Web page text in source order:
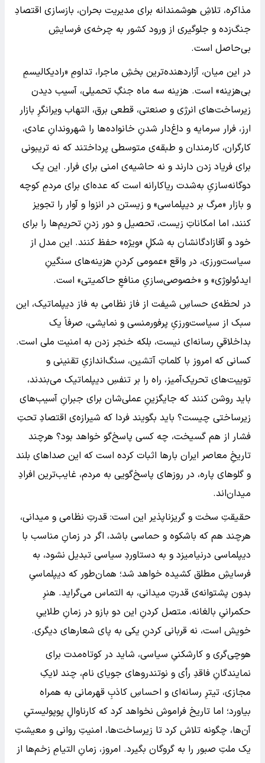
مذاکره، تلاشِ هوشمندانه برای مدیریت بحران، بازسازی اقتصادِ
جنگ‌زده و جلوگیری از ورود کشور به چرخه‌ی فرسایشِ
بی‌حاصل است.
در این میان، آزاردهنده‌ترین بخشِ ماجرا، تداومِ «رادیکالیسمِ
بی‌هزینه» است. هزینه سه ماه جنگِ تحمیلی، آسیب دیدن
زیرساخت‌های انرژی و صنعتی، قطعی برق، التهاب ویرانگرِ بازار
ارز، فرار سرمایه و داغ‌دار شدنِ خانواده‌ها را شهروندانِ عادی،
کارگران، کارمندان و طبقه‌ی متوسطی پرداختند که نه تریبونی
برای فریاد زدن دارند و نه حاشیه‌ی امنی برای فرار. این یک
دوگانه‌سازیِ به‌شدت ریاکارانه است که عده‌ای برای مردمِ کوچه
و بازار «مرگ بر دیپلماسی» و زیستن در انزوا و آوار را تجویز
کنند، اما امکاناتِ زیست، تحصیل و دور زدنِ تحریم‌ها را برای
خود و آقازادگانشان به شکلِ «ویژه» حفظ کنند. این مدل از
سیاست‌ورزی، در واقع «عمومی کردنِ هزینه‌های سنگینِ
ایدئولوژی» و «خصوصی‌سازیِ منافعِ حاکمیتی» است.
در لحظه‌ی حساسِ شیفت از فاز نظامی به فاز دیپلماتیک، این
سبک از سیاست‌ورزیِ پرفورمنسی و نمایشی، صرفاً یک
بداخلاقیِ رسانه‌ای نیست، بلکه خنجر زدن به امنیت ملی است.
کسانی که امروز با کلماتِ آتشین، سنگ‌اندازیِ تقنینی و
توییت‌های تحریک‌آمیز، راه را بر تنفسِ دیپلماتیک می‌بندند،
باید روشن کنند که جایگزینِ عملی‌شان برای جبرانِ آسیب‌های
زیرساختی چیست؟ باید بگویند فردا که شیرازه‌ی اقتصادِ تحتِ
فشار از هم گسیخت، چه کسی پاسخ‌گو خواهد بود؟ هرچند
تاریخِ معاصر ایران بارها اثبات کرده است که این صداهای بلند
و گلوهای پاره، در روزهای پاسخ‌گویی به مردم، غایب‌ترین افرادِ
میدان‌اند.
حقیقتِ سخت و گریزناپذیر این است: قدرتِ نظامی و میدانی،
هرچند هم که باشکوه و حماسی باشد، اگر در زمانِ مناسب با
دیپلماسی درنیامیزد و به دستاوردِ سیاسی تبدیل نشود، به
فرسایشِ مطلق کشیده خواهد شد؛ همان‌طور که دیپلماسیِ
بدون پشتوانه‌ی قدرتِ میدانی، به التماس می‌گراید. هنرِ
حکمرانیِ بالغانه، متصل کردنِ این دو بازو در زمانِ طلاییِ
خویش است، نه قربانی کردنِ یکی به پای شعارهای دیگری.
هوچی‌گری و کارشکنیِ سیاسی، شاید در کوتاه‌مدت برای
نمایندگانِ فاقدِ رأی و نوتندروهای جویای نام، چند لایکِ
مجازی، تیترِ رسانه‌ای و احساسِ کاذبِ قهرمانی به همراه
بیاورد؛ اما تاریخ فراموش نخواهد کرد که کارناوالِ پوپولیستیِ
آن‌ها، چگونه تلاش کرد تا زیرساخت‌ها، امنیتِ روانی و معیشتِ
یک ملتِ صبور را به گروگان بگیرد. امروز، زمانِ التیامِ زخم‌ها از